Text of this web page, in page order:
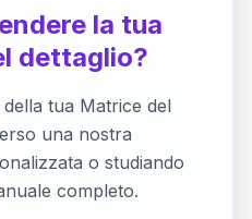
la tua
dettaglio?
tua Matrice del
una nostra
o studiando
completo.